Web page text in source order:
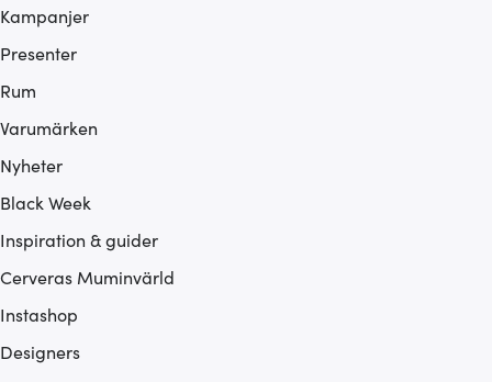
Kampanjer
Presenter
Rum
Varumärken
Nyheter
Black Week
Inspiration & guider
Cerveras Muminvärld
Instashop
Designers